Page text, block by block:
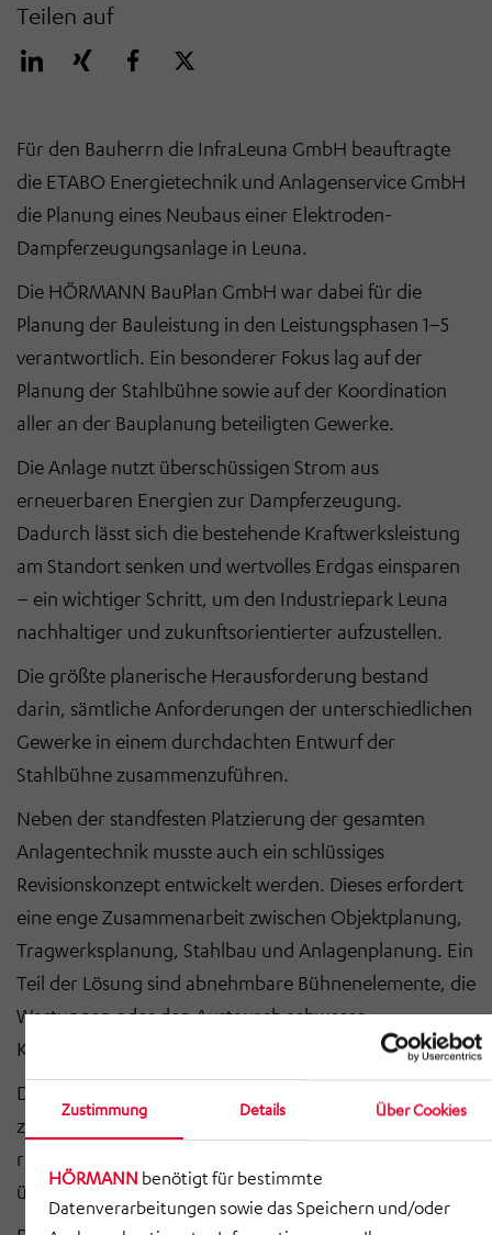
Zustimmung Details Über Cookies
HÖRMANN benötigt für bestimmte
Datenverarbeitungen sowie das Speichern und/oder
Teilen auf
Für den Bauherrn die InfraLeuna GmbH beauftragte
die ETABO Energietechnik und Anlagenservice GmbH
die Planung eines Neubaus einer Elektroden-
Dampferzeugungsanlage in Leuna.
Die HÖRMANN BauPlan GmbH war dabei für die
Planung der Bauleistung in den Leistungsphasen 1–5
verantwortlich. Ein besonderer Fokus lag auf der
Planung der Stahlbühne sowie auf der Koordination
aller an der Bauplanung beteiligten Gewerke.
Die Anlage nutzt überschüssigen Strom aus
erneuerbaren Energien zur Dampferzeugung.
Dadurch lässt sich die bestehende Kraftwerksleistung
am Standort senken und wertvolles Erdgas einsparen
– ein wichtiger Schritt, um den Industriepark Leuna
nachhaltiger und zukunftsorientierter aufzustellen.
Die größte planerische Herausforderung bestand
darin, sämtliche Anforderungen der unterschiedlichen
Gewerke in einem durchdachten Entwurf der
Stahlbühne zusammenzuführen.
Neben der standfesten Platzierung der gesamten
Anlagentechnik musste auch ein schlüssiges
Revisionskonzept entwickelt werden. Dieses erfordert
eine enge Zusammenarbeit zwischen Objektplanung,
Tragwerksplanung, Stahlbau und Anlagenplanung. Ein
Teil der Lösung sind abnehmbare Bühnenelemente, die
Wartungen oder den Austausch schwerer
Komponenten unkompliziert ermöglichen.
Das Herzstück der Anlage ist der Dampfdruckkessel –
zugleich das schwerste Bauteil. Im Betrieb bringt er
rund 60 t auf die Waage, sein Leergewicht liegt bei
über 32 t.